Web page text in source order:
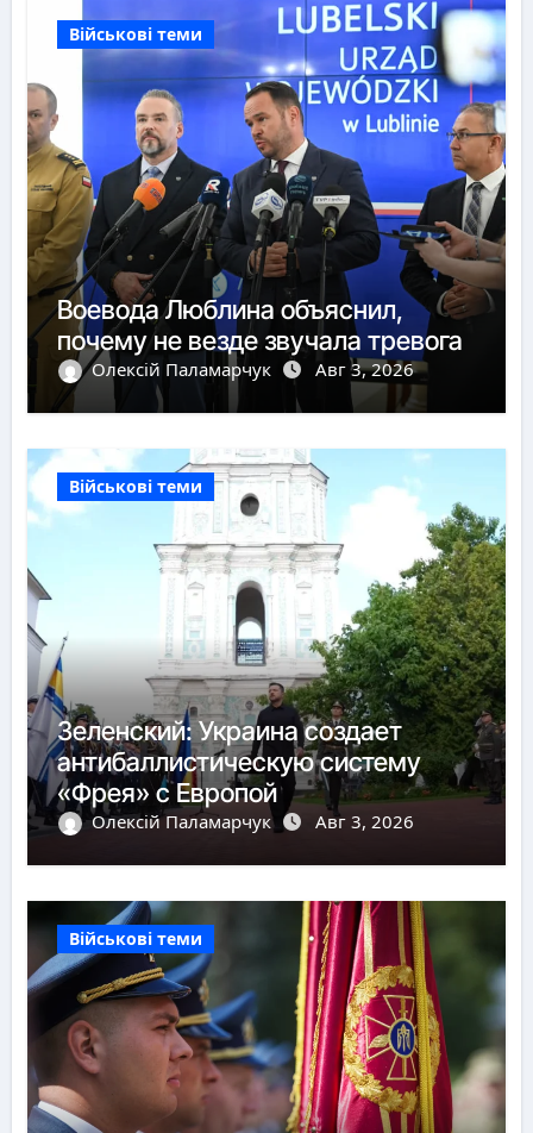
Військові теми
Воевода Люблина объяснил,
почему не везде звучала тревога
Олексій Паламарчук Авг 3, 2026
Військові теми
Зеленский: Украина создает
антибаллистическую систему
«Фрея» с Европой
Олексій Паламарчук Авг 3, 2026
Військові теми